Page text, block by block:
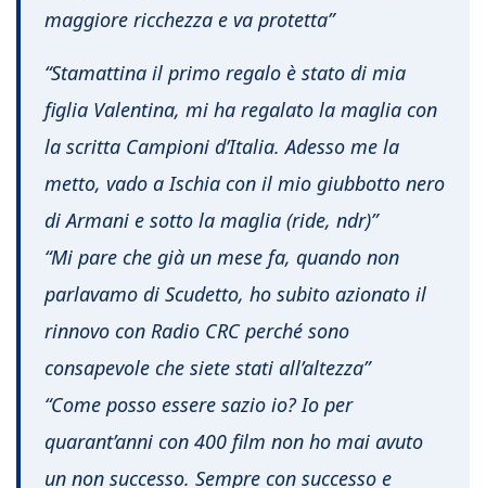
maggiore ricchezza e va protetta”
“Stamattina il primo regalo è stato di mia
figlia Valentina, mi ha regalato la maglia con
la scritta Campioni d’Italia. Adesso me la
metto, vado a Ischia con il mio giubbotto nero
di Armani e sotto la maglia (ride, ndr)”
“Mi pare che già un mese fa, quando non
parlavamo di Scudetto, ho subito azionato il
rinnovo con Radio CRC perché sono
consapevole che siete stati all’altezza”
“Come posso essere sazio io? Io per
quarant’anni con 400 film non ho mai avuto
un non successo. Sempre con successo e